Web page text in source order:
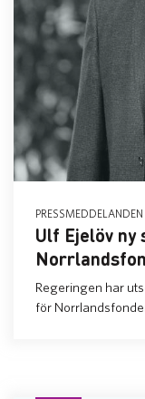
PRESSMEDDELANDEN
Ulf Ejelöv
Regeringen har
för